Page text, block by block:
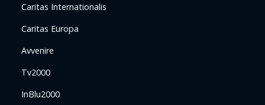
Caritas Internationalis
Caritas Europa
Avvenire
Tv2000
InBlu2000